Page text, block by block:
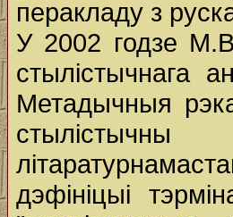
перакладу з
У 2002 годзе
стылістычнага
Метадычныя
дэфініцыі